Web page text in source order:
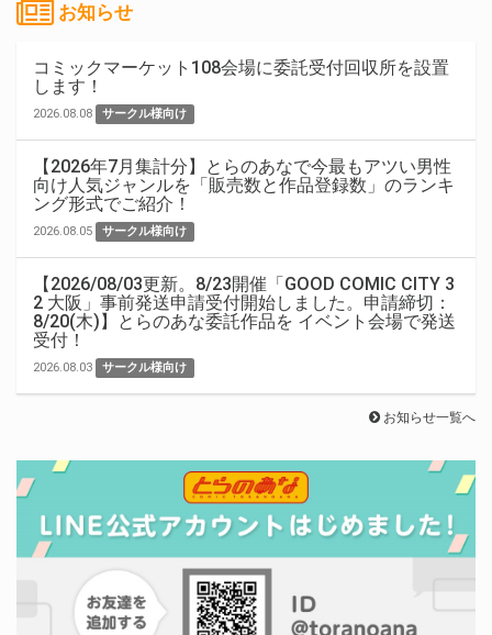
お知らせ
コミックマーケット108会場に委託受付回収所を設置
します！
2026.08.08 サークル様向け
【2026年7月集計分】とらのあなで今最もアツい男性
向け人気ジャンルを「販売数と作品登録数」のランキ
ング形式でご紹介！
2026.08.05 サークル様向け
【2026/08/03更新。8/23開催「GOOD COMIC CITY 3
2 大阪」事前発送申請受付開始しました。申請締切：
8/20(木)】とらのあな委託作品を イベント会場で発送
受付！
2026.08.03 サークル様向け
お知らせ一覧へ